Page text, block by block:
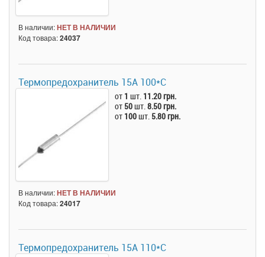
В наличии:НЕТ В НАЛИЧИИ
Код товара:24037
Термопредохранитель 15А 100*C
от 1 шт. 11.20 грн.
от 50шт.8.50 грн.
от 100шт. 5.80 грн.
В наличии:НЕТ В НАЛИЧИИ
Код товара:24017
Термопредохранитель 15А 110*C